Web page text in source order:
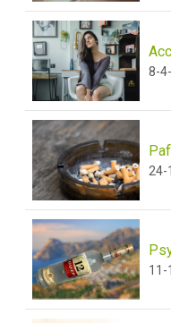
8-
Paf
24-
11-